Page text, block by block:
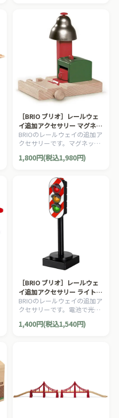
［BRIO ブリオ］レールウェ
イ追加アクセサリー マグネッ
ト式ベルシグナル
BRIOのレールウェイの追加ア
クセサリーです。マグネット
の力で音が鳴る警報機です。
1ピース。
1,800円(税込1,980円)
［BRIO ブリオ］レールウェ
イ追加アクセサリー ライトシ
グナル
BRIOのレールウェイの追加ア
クセサリーです。電池で光る
信号機。上部のボタンを押す
と信号が作動します。1ピー
1,400円(税込1,540円)